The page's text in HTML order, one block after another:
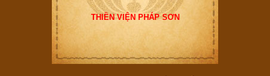
THIỀN VIỆN PHÁP SƠN